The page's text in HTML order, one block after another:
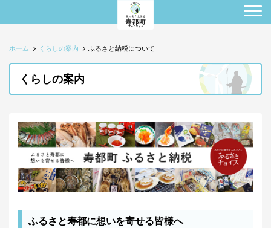
ホーム くらしの案内 ふるさと納税について
くらしの案内
ふるさと寿都に想いを寄せる皆様へ